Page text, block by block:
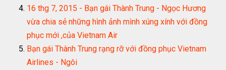
16 thg 7, 2015 - Bạn gái Thành Trung - Ngọc Hương
vừa chia sẻ những hình ảnh mình xúng xính với đồng
phục mới ,của Vietnam Air
Bạn gái Thành Trung rạng rỡ với đồng phục Vietnam
Airlines - Ngôi